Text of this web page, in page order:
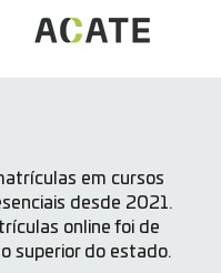
em cursos
desde 2021.
online foi de
superior do estado.